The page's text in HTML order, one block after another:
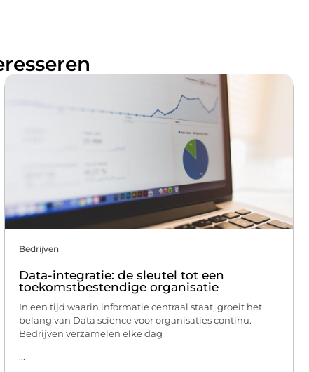
Bedrijven
Data-integratie: de sleutel tot een
toekomstbestendige organisatie
In een tijd waarin informatie centraal staat, groeit het
belang van Data science voor organisaties continu.
Bedrijven verzamelen elke dag
...